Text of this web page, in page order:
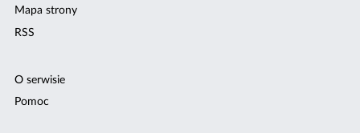
Mapa strony
RSS
O serwisie
Pomoc